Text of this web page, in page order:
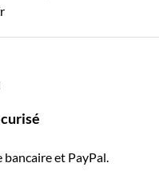
et PayPal.